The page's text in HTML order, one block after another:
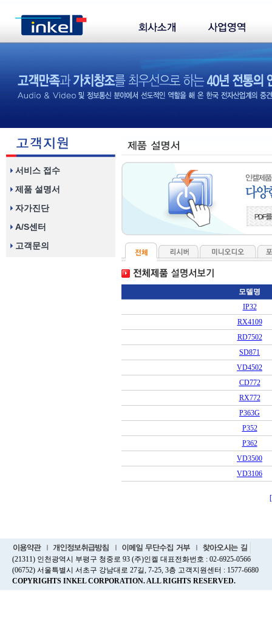
서비스 접수
제품 설명서
자가진단
A/S센터
고객문의
모델명
IP32
RX4109
RD7502
SD871
VD4502
CD772
RX772
P363G
P352
P362
VD3500
VD3106
(21311) 인천광역시 부평구 청중로 93 (주)인켈 대표전화번호 : 02-6925-0566
(06752) 서울특별시 서초구 강남대로 27길, 7-25, 3층 고객지원센터 : 1577-6680
COPYRIGHTS INKEL CORPORATION. ALL RIGHTS RESERVED.